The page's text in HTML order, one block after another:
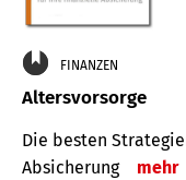
FINANZEN
Altersvorsorge
Die besten
Absicherung
mehr